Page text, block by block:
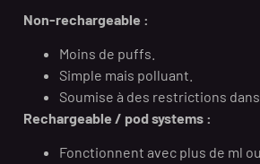
Non-rechargeable :
Moins de puffs.
Simple mais polluant.
Soumise à des restrictions
Rechargeable / pod systems :
Fonctionnent avec plus de ml